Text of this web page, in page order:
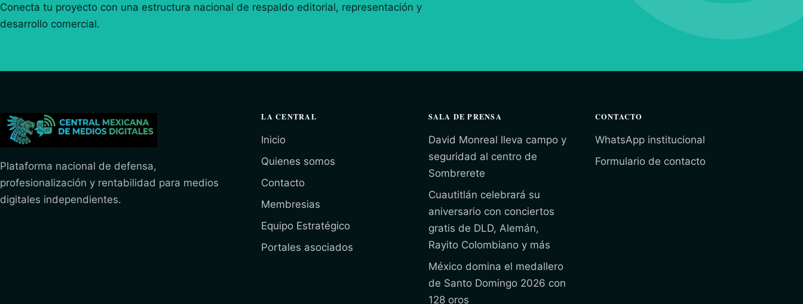
Conecta tu proyecto con una estructura nacional de respaldo editorial, representación y
desarrollo comercial.
Plataforma nacional de defensa,
profesionalización y rentabilidad para medios
digitales independientes.
LA CENTRAL
Inicio
Quienes somos
Contacto
Membresias
Equipo Estratégico
Portales asociados
SALA DE PRENSA
David Monreal lleva campo y
seguridad al centro de
Sombrerete
Cuautitlán celebrará su
aniversario con conciertos
gratis de DLD, Alemán,
Rayito Colombiano y más
México domina el medallero
de Santo Domingo 2026 con
128 oros
CONTACTO
WhatsApp institucional
Formulario de contacto